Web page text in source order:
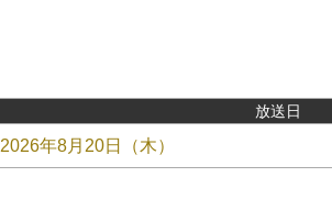
放送日
2026年8月20日（木）